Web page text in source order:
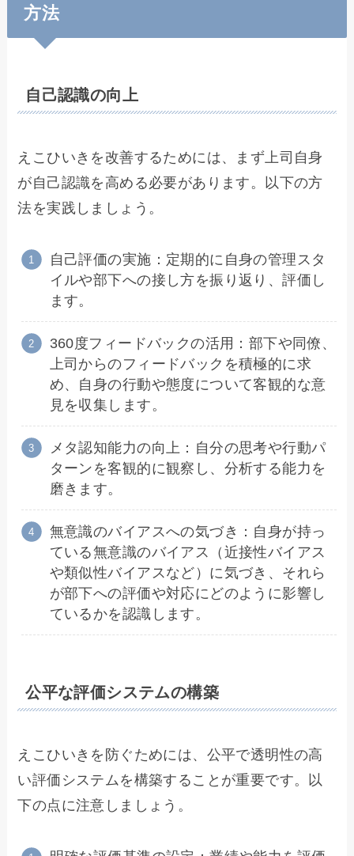
方法
自己認識の向上
えこひいきを改善するためには、まず上司自身
が自己認識を高める必要があります。以下の方
法を実践しましょう。
自己評価の実施：定期的に自身の管理スタ
イルや部下への接し方を振り返り、評価し
ます。
360度フィードバックの活用：部下や同僚、
上司からのフィードバックを積極的に求
め、自身の行動や態度について客観的な意
見を収集します。
メタ認知能力の向上：自分の思考や行動パ
ターンを客観的に観察し、分析する能力を
磨きます。
無意識のバイアスへの気づき：自身が持っ
ている無意識のバイアス（近接性バイアス
や類似性バイアスなど）に気づき、それら
が部下への評価や対応にどのように影響し
ているかを認識します。
公平な評価システムの構築
えこひいきを防ぐためには、公平で透明性の高
い評価システムを構築することが重要です。以
下の点に注意しましょう。